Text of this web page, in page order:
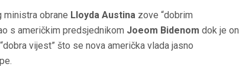
ministra obrane Lloyda Austina zove “dobrim
s američkim predsjednikom Joeom Bidenom dok je on
vijest” što se nova američka vlada jasno